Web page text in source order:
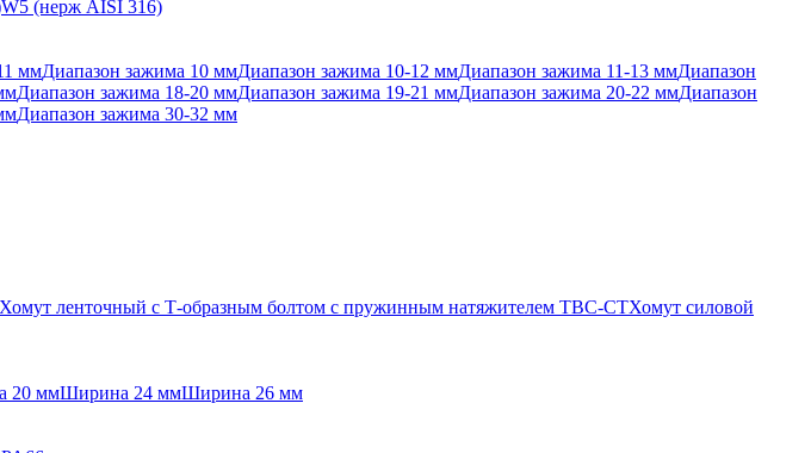
W5 (нерж AISI 316)
ммДиапазон зажима 10 ммДиапазон зажима 10-12 ммДиапазон зажима 11-13 ммДиапазон
Диапазон зажима 18-20 ммДиапазон зажима 19-21 ммДиапазон зажима 20-22 ммДиапазон
Диапазон зажима 30-32 мм
Хомут ленточный с Т-образным болтом с пружинным натяжителем TBC-CTХомут силовой
20 ммШирина 24 ммШирина 26 мм